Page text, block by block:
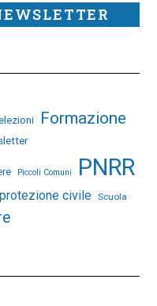
Formazione
Piccoli Comuni PNRR
protezione civile Scuola